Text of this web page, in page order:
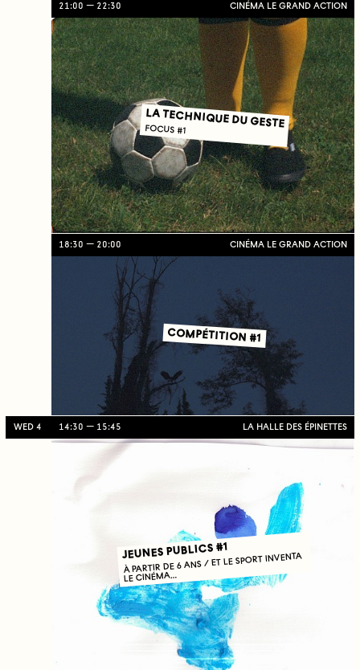
21:00 22:30 CINÉMA LE GRAND ACTION
LA TECHNIQUE DU GESTE
FOCUS #1
18:30 20:00 CINÉMA LE GRAND ACTION
COMPÉTITION #1
WED 4 14:30 15:45 LA HALLE DES ÉPINETTES
JEUNES PUBLICS #1
À PARTIR DE 6 ANS / ET LE SPORT INVENTA
LE CINÉMA…